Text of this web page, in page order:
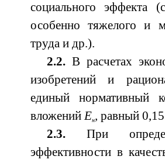
социального эффекта
особенно тяжелого и
труда и др.).
2.2.В расчетах
изобретений и
единый нормативный
вложений Eн, равный
2.3.При
эффективности в